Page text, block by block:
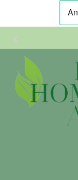
HURTIG LEVERING 2-4